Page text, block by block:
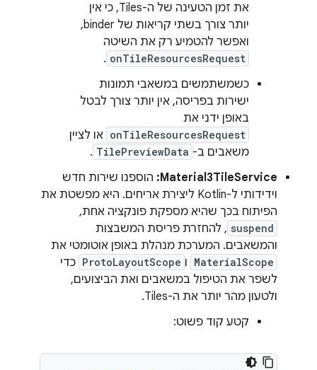
את זמן הטעינה של ה-Tiles, כי אין
יותר צורך בשתי קריאות של binder,
ואפשר להטמיע רק את השיטה
onTileResourcesRequest
.
כשמשתמשים במשאבי תמונות
ישירות בפריסה, אין יותר צורך לבטל
באופן ידני את
onTileResourcesRequest או לציין
משאבים ב- TilePreviewData
.
Material3TileService: הוספנו שירות חדש
וידידותי ל-Kotlin ליצירת אריחים. היא מפשטת את
הפיתוח בכך שהיא מספקת פונקציה אחת,
suspend , להחזרת פריסת המשבצות
והמשאבים. המערכת מנהלת באופן אוטומטי את
MaterialScope ו ProtoLayoutScope כדי
לשפר את הטיפול במשאבים ואת הביצועים,
ולטעון מהר יותר את ה-Tiles.
קטע קוד פשוט: